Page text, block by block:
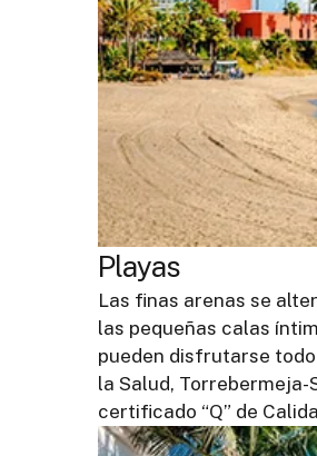
Playas
Las finas arenas se
las pequeñas calas
pueden disfrutarse
la Salud,
certificado “Q” de